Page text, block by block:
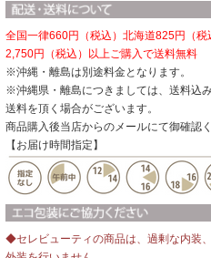
全国一律660円（税込） 北海道825円（税
2,750円（税込）以上ご購入で送料無料
※沖縄・離島は別途料金となります。
※沖縄県・離島につきましては、送料込
送料を頂く場合がございます。
商品購入後当店からのメールにて御確認く
【お届け時間指定】
◆セレビューティの商品は、過剰な内装、